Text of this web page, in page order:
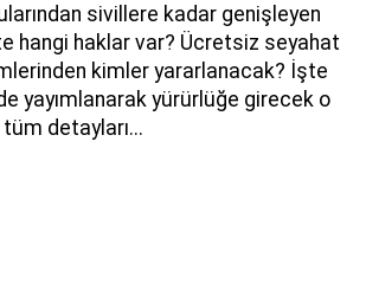
sivillere kadar genişleyen
hangi haklar var? Ücretsiz seyahat
kimler yararlanacak? İşte
yayımlanarak yürürlüğe girecek o
detayları...